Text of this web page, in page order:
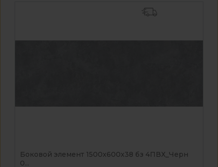
Боковой элемент 1500x600x38 бз 4ПВХ_Черн
0...